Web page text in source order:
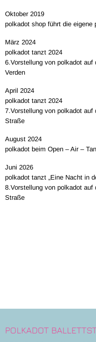
Oktober 2019
polkadot shop führt die eigene
März 2024
polkadot tanzt 2024
6.Vorstellung von polkadot
Verden
April 2024
polkadot tanzt 2024
7.Vorstellung von polkadot auf
Straße
August 2024
polkadot beim Open – Air –
Juni 2026
polkadot tanzt „Eine Nacht in
8.Vorstellung von polkadot auf
Straße
POLKADOT